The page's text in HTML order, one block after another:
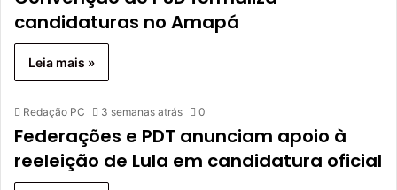
candidaturas no Amapá
Leia mais »
Redação PC 3 semanas atrás 0
Federações e PDT anunciam apoio à
reeleição de Lula em candidatura oficial